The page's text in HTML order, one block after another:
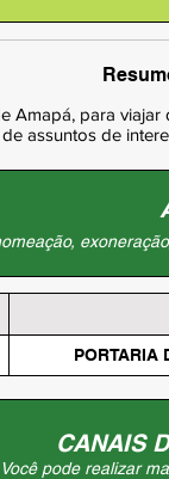
Amapá, para
assuntos de
PORTARIA
CANAIS
Você pode realizar